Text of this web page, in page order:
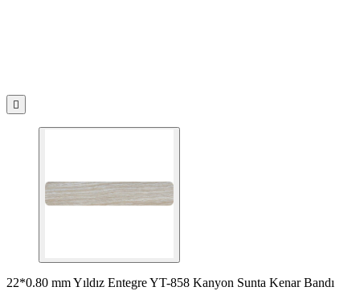

22*0.80 mm Yıldız Entegre YT-858 Kanyon Sunta Kenar Bandı